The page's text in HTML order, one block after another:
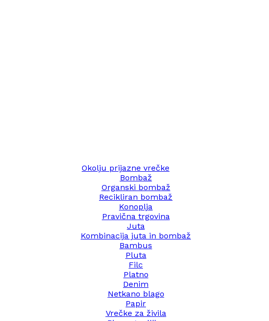
Okolju prijazne vrečke
Bombaž
Organski bombaž
Recikliran bombaž
Konoplja
Pravična trgovina
Juta
Kombinacija juta in bombaž
Bambus
Pluta
Filc
Platno
Denim
Netkano blago
Papir
Vrečke za živila